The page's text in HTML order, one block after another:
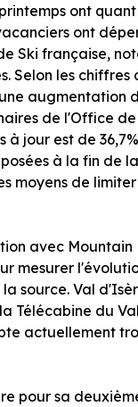
ont
ont
Ski française,
Selon les
augmentation
de l'Office
jour est de
à la fin de
moyens de
avec
mesurer
source. Val
Télécabine du
actuellement
pour sa